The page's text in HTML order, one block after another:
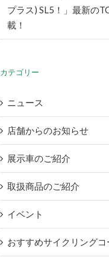
プラス) SL5！」最新の
載！
カテゴリー
ニュース
店舗からのお知らせ
展示車のご紹介
取扱商品のご紹介
イベント
おすすめサイクリングコ